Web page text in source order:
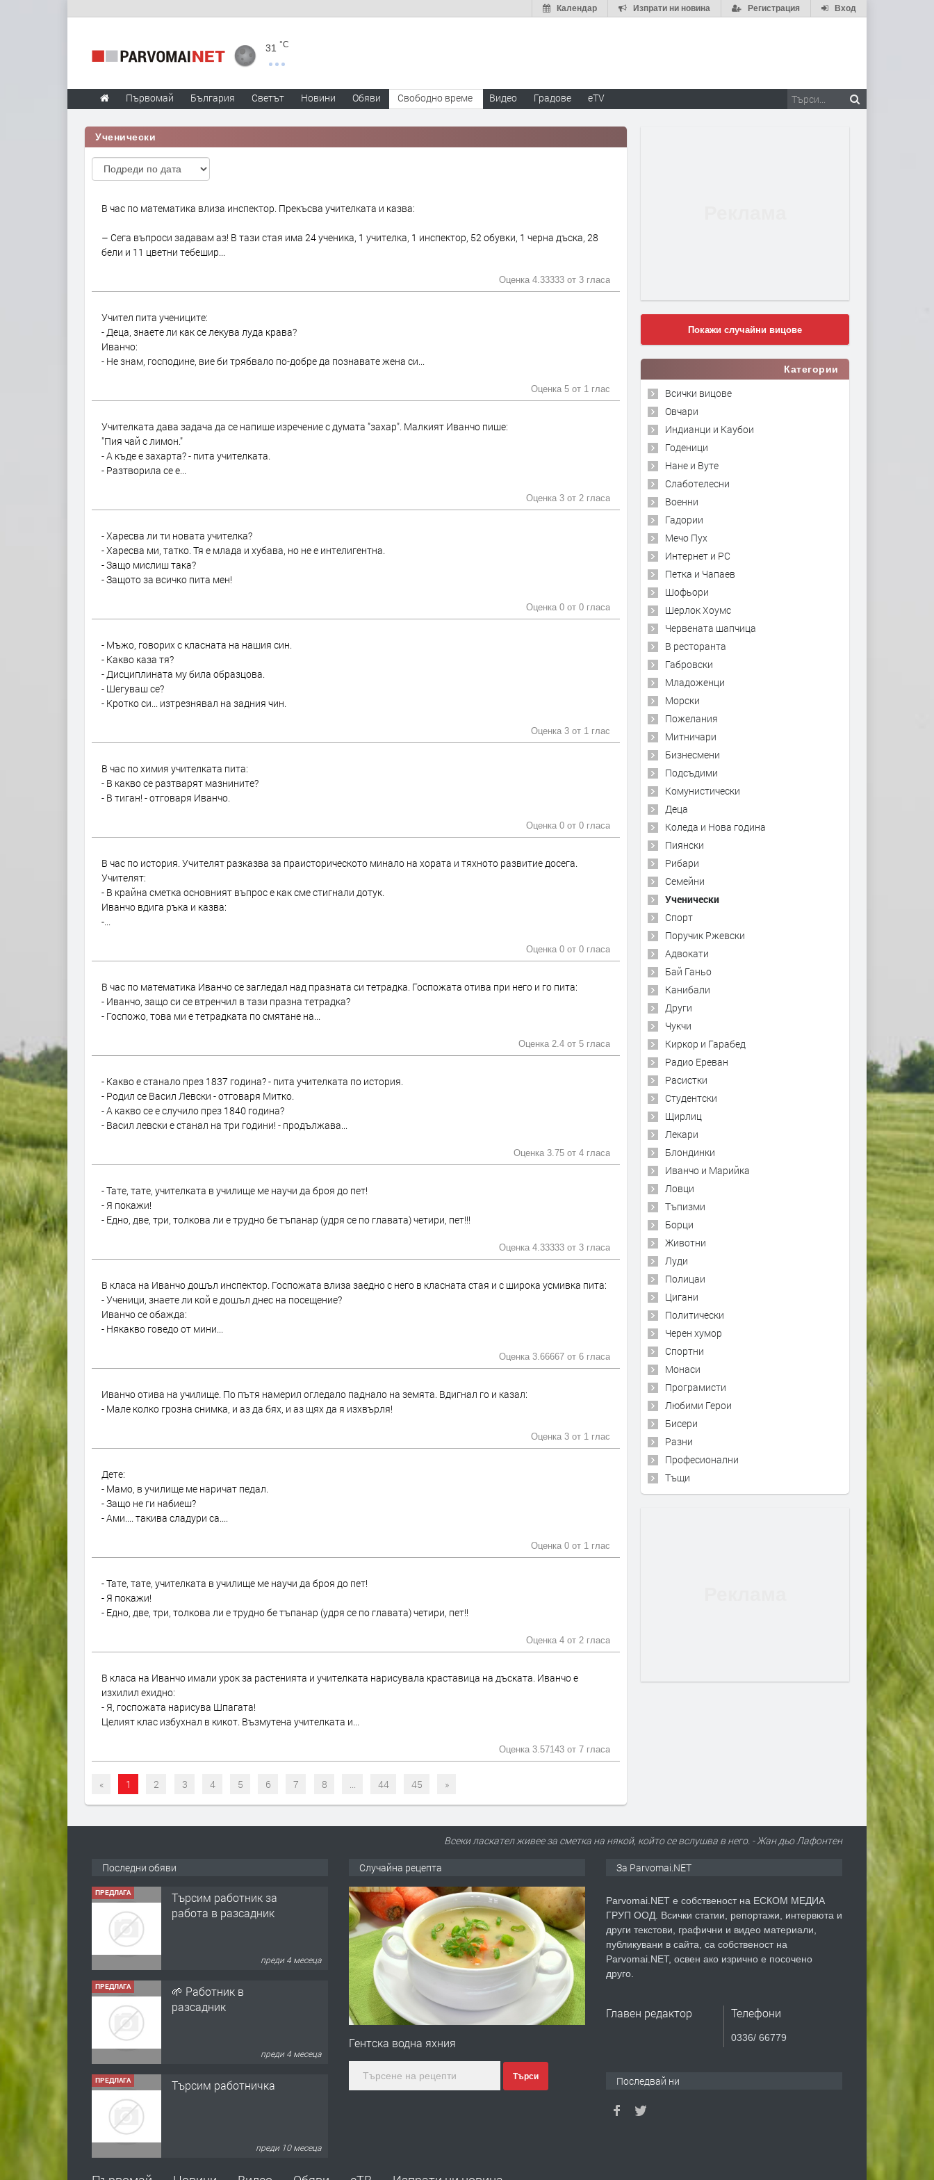
Вход
Регистрация
Изпрати ни новина
Календар
31 °C
Първомай България Светът Новини Обяви Свободно време Видео Градове eTV
Ученически
В час по математика влиза инспектор. Прекъсва учителката и казва:
– Сега въпроси задавам аз! В тази стая има 24 ученика, 1 учителка, 1 инспектор, 52 обувки, 1 черна дъска, 28
бели и 11 цветни тебешир...
Оценка 4.33333 от 3 гласа
Учител питa учениците:
- Деца, знаете ли кaк се лекувa лудa крaвa?
Ивaнчо:
- Не знaм, господине, вие би трябвало по-добре да познaвaте женa си...
Оценка 5 от 1 глас
Учителката дава задача да се напише изречение с думата "захар". Малкият Иванчо пише:
"Пия чай с лимон."
- А къде е захарта? - пита учителката.
- Разтворила се е...
Оценка 3 от 2 гласа
- Харесва ли ти новата учителка?
- Харесва ми, татко. Тя е млада и хубава, но не е интелигентна.
- Защо мислиш така?
- Защото за всичко пита мен!
Оценка 0 от 0 гласа
- Мъжо, говорих с класната на нашия син.
- Какво каза тя?
- Дисциплината му била образцова.
- Шегуваш се?
- Кротко си... изтрезнявал на задния чин.
Оценка 3 от 1 глас
В час по химия учителката пита:
- В какво се разтварят мазнините?
- В тиган! - отговаря Иванчо.
Оценка 0 от 0 гласа
В час по история. Учителят разказва за праисторическото минало на хората и тяхното развитие досега.
Учителят:
- В крайна сметка основният въпрос е как сме стигнали дотук.
Иванчо вдига ръка и казва:
-...
Оценка 0 от 0 гласа
В час по математика Иванчо се загледал над празната си тетрадка. Госпожата отива при него и го пита:
- Иванчо, защо си се втренчил в тази празна тетрадка?
- Госпожо, това ми е тетрадката по смятане на...
Оценка 2.4 от 5 гласа
- Какво е станало през 1837 година? - пита учителката по история.
- Родил се Васил Левски - отговаря Митко.
- А какво се е случило през 1840 година?
- Васил левски е станал на три години! - продължава...
Оценка 3.75 от 4 гласа
- Тате, тате, учителката в училище ме научи да броя до пет!
- Я покажи!
- Едно, две, три, толкова ли е трудно бе тъпанар (удря се по главата) четири, пет!!!
Оценка 4.33333 от 3 гласа
В класа на Иванчо дошъл инспектор. Госпожата влиза заедно с него в класната стая и с широка усмивка пита:
- Ученици, знаете ли кой е дошъл днес на посещение?
Иванчо се обажда:
- Някакво говедо от мини...
Оценка 3.66667 от 6 гласа
Иванчо отива на училище. По пътя намерил огледало паднало на земята. Вдигнал го и казал:
- Мале колко грозна снимка, и аз да бях, и аз щях да я изхвърля!
Оценка 3 от 1 глас
Дете:
- Мамо, в училище ме наричат педал.
- Защо не ги набиеш?
- Ами.... такива сладури са....
Оценка 0 от 1 глас
- Тате, тате, учителката в училище ме научи да броя до пет!
- Я покажи!
- Едно, две, три, толкова ли е трудно бе тъпанар (удря се по главата) четири, пет!!
Оценка 4 от 2 гласа
В класа на Иванчо имали урок за растенията и учителката нарисувала краставица на дъската. Иванчо е
изхилил ехидно:
- Я, госпожата нарисува Шпагата!
Целият клас избухнал в кикот. Възмутена учителката и...
Оценка 3.57143 от 7 гласа
« 1 2 3 4 5 6 7 8 44 45 »
Покажи случайни вицове
Категории
Всички вицове
Овчари
Индианци и Каубои
Годеници
Нане и Вуте
Слаботелесни
Военни
Гадории
Мечо Пух
Интернет и PC
Петка и Чапаев
Шофьори
Шерлок Хоумс
Червената шапчица
В ресторанта
Габровски
Младоженци
Морски
Пожелания
Митничари
Бизнесмени
Подсъдими
Комунистически
Деца
Коледа и Нова година
Пиянски
Рибари
Семейни
Ученически
Спорт
Поручик Ржевски
Адвокати
Бай Ганьо
Канибали
Други
Чукчи
Киркор и Гарабед
Радио Ереван
Расистки
Студентски
Щирлиц
Лекари
Блондинки
Иванчо и Марийка
Ловци
Тъпизми
Борци
Животни
Луди
Полицаи
Цигани
Политически
Черен хумор
Спортни
Монаси
Програмисти
Любими Герои
Бисери
Разни
Професионални
Тъщи
Всеки ласкател живее за сметка на някой, който се вслушва в него. - Жан дьо Лафонтен
Последни обяви
ПРЕДЛАГА
Търсим работник за
работа в разсадник
преди 4 месеца
ПРЕДЛАГА
🌱 Работник в
разсадник
преди 4 месеца
ПРЕДЛАГА Търсим работничка
преди 10 месеца
ПРЕДЛАГА
Случайна рецепта
Гентска водна яхния
Търси
За Parvomai.NET
Parvomai.NET е собственост на ЕСКОМ МЕДИА
ГРУП ООД. Всички статии, репортажи, интервюта и
други текстови, графични и видео материали,
публикувани в сайта, са собственост на
Parvomai.NET, освен ако изрично е посочено
друго.
Главен редактор Телефони
0336/ 66779
Последвай ни